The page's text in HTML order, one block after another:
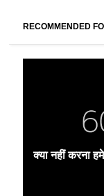
RECOMMENDED
क्या नहीं करना